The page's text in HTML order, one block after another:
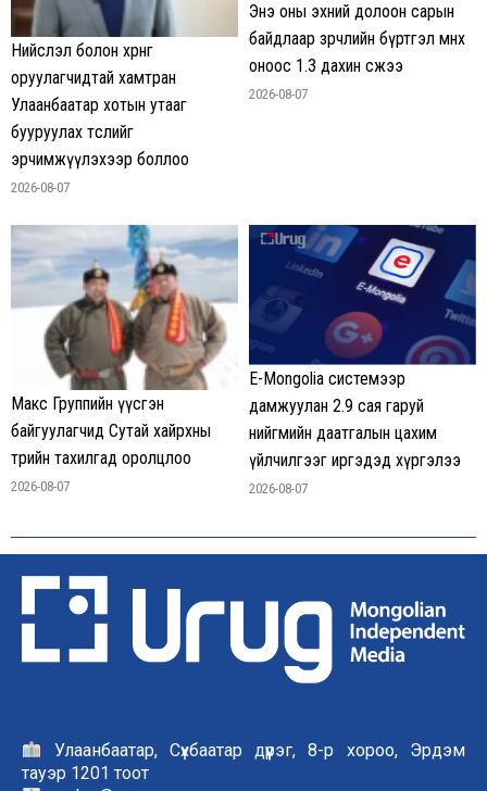
Нийслэл болон хөрөнгө
оруулагчидтай хамтран
Улаанбаатар хотын утааг
бууруулах төслийг
эрчимжүүлэхээр боллоо
2026-08-07
Энэ оны эхний долоон сарын
байдлаар зөрчлийн бүртгэл өмнөх
оноос 1.3 дахин өсжээ
2026-08-07
Макс Группийн үүсгэн
байгуулагчид Сутай хайрхны
төрийн тахилгад оролцлоо
2026-08-07
E-Mongolia системээр
дамжуулан 2.9 сая гаруй
нийгмийн даатгалын цахим
үйлчилгээг иргэдэд хүргэлээ
2026-08-07
Улаанбаатар, Сүхбаатар дүүрэг, 8-р хороо, Эрдэм
тауэр 1201 тоот